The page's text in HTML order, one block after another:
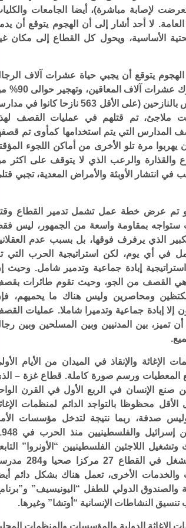
منها تعرضت لإصابة مباشرة)، أيضا الجامعات
لا أحد أشار إلى أن الهجوم يتوقع أن
الأساسية، ويحول كل القطاع إلى مكان
الهجوم يتوقع أن يجبي حياة عشرات آلاف
والنساء والأطفال، وترك عشرات آلاف المعاقين،
السكان ومواصلة المس بالنازحين (على الأقل 563 نازحا كانوا في
ملاجئ، تم قتلهم في عمليات القصف
المدارس التي يتم استخدامها كمأوى تم
مرة تلو الأخرى من أماكن اللجوء
والرعب الذي لا يتوقف على اكثر
انتشار الأوبئة والأمراض المعدية، تجبي
لو تم عرض خطة عمل تشمل تدمير القطاع
ستواجه بمقاومة واسعة من الجمهور، ليس
الذي يرفرف فوقها، بل بسبب عدم
في أي يوم، لكن استراتيجية الحرب التي
إبادة جماعية وتدمير شامل. وحيث
هي القصف من الجو، وحيث تقوم طائرات
ومحاصرين وليس هناك ما يحميهم،
إلا إبادة جماعية وتدميرا شاملا. عمليات
أن تميز، بين المدنيين وبين المسلحين وبين
الإغاثة والإنقاذ في الميدان من الأيام
ورسم صورة كاملة. قطاع غزة –
صنع الإنسان في الربع الأول في القرن
محظوظا بالتواجد الدائم لمنظمات
وليس صدفة، ربما نتيجة لتدخل مؤسسات
اللاجئين الفلسطينيين “الأونروا”
للأمم المتحدة، التي تشغل في القطاع 27 مركزا
الأخرى، تعمل هناك بشكل دائم
والصندوق الدولي للطفل “اليونيسيف”
تنسيق النشاطات الإنسانية “أوتشا” وغيرها.
الإغاثة الدولية والمؤسسات والمنظمات